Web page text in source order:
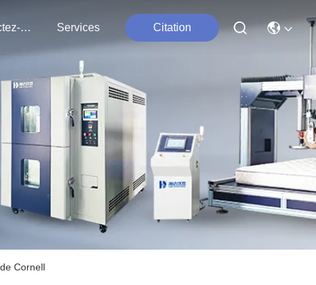
Contactez-Nous Services Citation
Cornell